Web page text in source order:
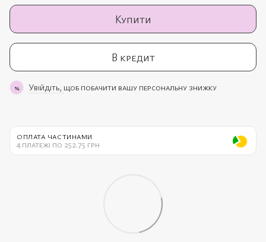
Купити
В кредит
% Увійдіть, щоб побачити вашу персональну знижку
ОПЛАТА ЧАСТИНАМИ
4 платежі по 252.75 грн